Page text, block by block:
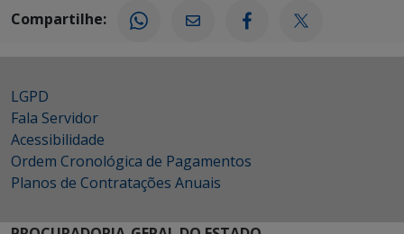
Compartilhe:
LGPD
Fala Servidor
Acessibilidade
Ordem Cronológica de Pagamentos
Planos de Contratações Anuais